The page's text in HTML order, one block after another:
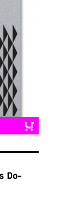
Do­